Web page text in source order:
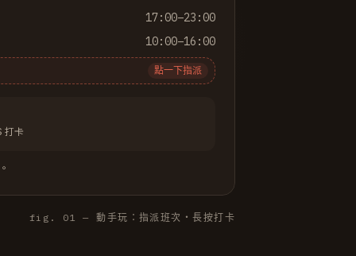
17:00–23:00
10:00–16:00
點一下指派
打卡
fig. 01 — 動手玩：指派班次・長按打卡